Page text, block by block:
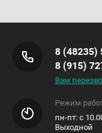
8 (48235)
8 (915)
Вам
Режим
пн-пт: с
Выходной